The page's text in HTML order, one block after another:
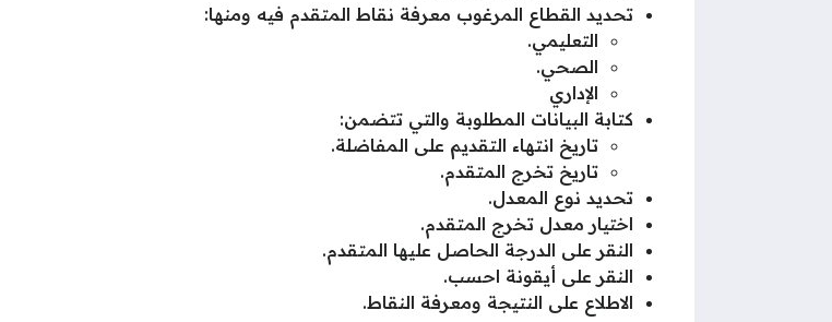
تحديد القطاع المرغوب معرفة نقاط المتقدم فيه ومنها:
التعليمي.
الصحي.
الإداري
كتابة البيانات المطلوبة والتي تتضمن:
تاريخ انتهاء التقديم على المفاضلة.
تاريخ تخرج المتقدم.
تحديد نوع المعدل.
اختيار معدل تخرج المتقدم.
النقر على الدرجة الحاصل عليها المتقدم.
النقر على أيقونة احسب.
الاطلاع على النتيجة ومعرفة النقاط.